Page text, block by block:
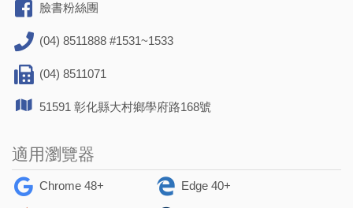
臉書粉絲團
(04) 8511888 #1531~1533
(04) 8511071
51591 彰化縣大村鄉學府路168號
適用瀏覽器
Chrome 48+ Edge 40+